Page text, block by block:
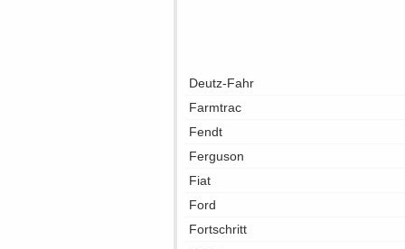
Deutz-Fahr
Farmtrac
Fendt
Ferguson
Fiat
Ford
Fortschritt